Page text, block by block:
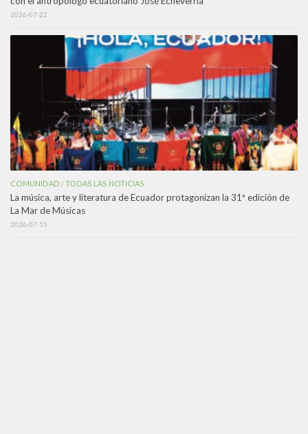
2026-07-22
COMUNIDAD /TODAS LAS NOTICIAS
La música, arte y literatura de Ecuador protagonizan la 31ª edición de
La Mar de Músicas
2026-07-15